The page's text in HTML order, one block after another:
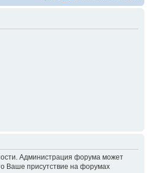
Администрация форума может
Ваше присутствие на форумах